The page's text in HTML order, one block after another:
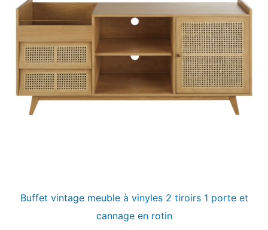
Buffet vintage meuble à vinyles 2 tiroirs 1 porte et
cannage en rotin